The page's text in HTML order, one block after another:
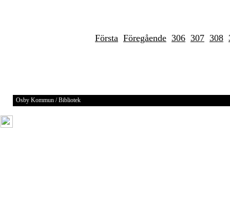
Första Föregående 306 307 308
Osby Kommun / Bibliotek